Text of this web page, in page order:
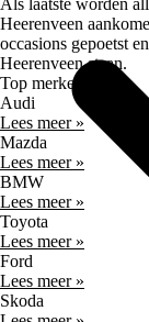
Heerenveen
occasions gepoetst
Heerenveen staan.
Top merken
Audi
Lees meer »
Mazda
Lees meer »
BMW
Lees meer »
Toyota
Lees meer »
Ford
Lees meer »
Skoda